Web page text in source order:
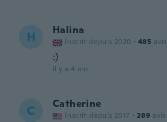
H Halina
Inscrit depuis 2020 · 485 avis
:)
il y a 4 ans
C Catherine
Inscrit depuis 2017 · 289 avis